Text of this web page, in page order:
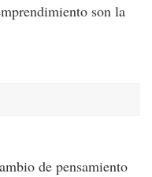
son la
de pensamiento